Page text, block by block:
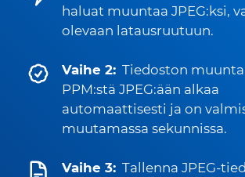
haluat muuntaa JPEG:ksi,
olevaan latausruutuun.
Vaihe 2: Tiedoston
PPM:stä JPEG:ään alkaa
automaattisesti ja on
muutamassa sekunnissa.
Vaihe 3: Tallenna JPEG-